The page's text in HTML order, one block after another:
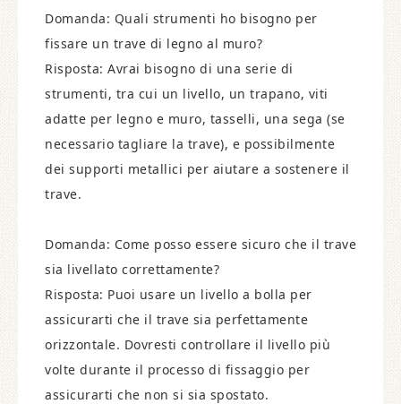
Domanda: Quali strumenti ho bisogno per
fissare un trave di legno al muro?
Risposta: Avrai bisogno di una serie di
strumenti, tra cui un livello, un trapano, viti
adatte per legno e muro, tasselli, una sega (se
necessario tagliare la trave), e possibilmente
dei supporti metallici per aiutare a sostenere il
trave.
Domanda: Come posso essere sicuro che il trave
sia livellato correttamente?
Risposta: Puoi usare un livello a bolla per
assicurarti che il trave sia perfettamente
orizzontale. Dovresti controllare il livello più
volte durante il processo di fissaggio per
assicurarti che non si sia spostato.